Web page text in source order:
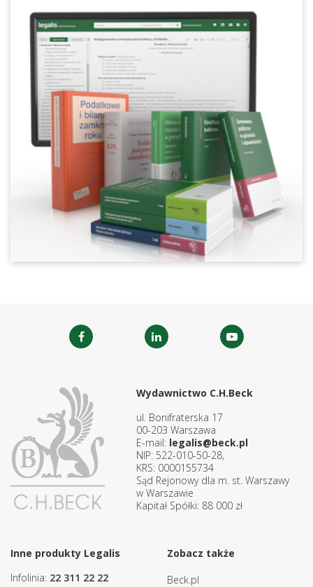
Wydawnictwo C.H.Beck
ul. Bonifraterska 17
00-203 Warszawa
E-mail: legalis@beck.pl
NIP: 522-010-50-28,
KRS: 0000155734
Sąd Rejonowy dla m. st. Warszawy
w Warszawie
Kapitał Spółki: 88 000 zł
Inne produkty Legalis
Infolinia: 22 311 22 22
Zobacz także
Beck.pl